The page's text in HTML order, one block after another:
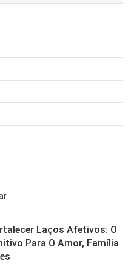
Laços Afetivos: O
Para O Amor, Família